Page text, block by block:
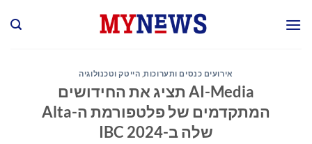
אירועים כנסים ותערוכות, הייטק וטכנולוגיה
AI-Media תציג את החידושים
המתקדמים של פלטפורמת ה-Alta
שלה ב-IBC 2024